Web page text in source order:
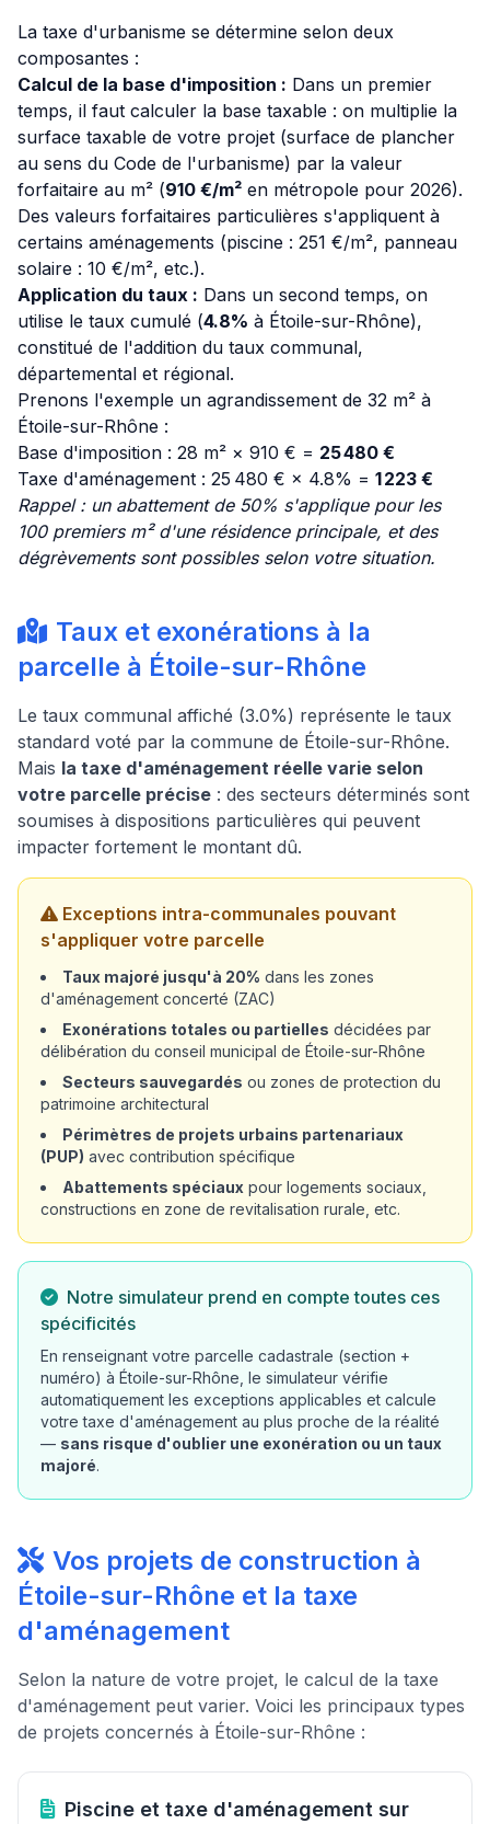
La taxe d'urbanisme se détermine selon deux
composantes :
Calcul de la base d'imposition : Dans un premier
temps, il faut calculer la base taxable : on multiplie la
surface taxable de votre projet (surface de plancher
au sens du Code de l'urbanisme) par la valeur
forfaitaire au m² (910 €/m² en métropole pour 2026).
Des valeurs forfaitaires particulières s'appliquent à
certains aménagements (piscine : 251 €/m², panneau
solaire : 10 €/m², etc.).
Application du taux : Dans un second temps, on
utilise le taux cumulé (4.8% à Étoile-sur-Rhône),
constitué de l'addition du taux communal,
départemental et régional.
Prenons l'exemple un agrandissement de 32 m² à
Étoile-sur-Rhône :
Base d'imposition : 28 m² × 910 € = 25 480 €
Taxe d'aménagement : 25 480 € × 4.8% = 1 223 €
Rappel : un abattement de 50% s'applique pour les
100 premiers m² d'une résidence principale, et des
dégrèvements sont possibles selon votre situation.
Taux et exonérations à la
parcelle à Étoile-sur-Rhône
Le taux communal affiché (3.0%) représente le taux
standard voté par la commune de Étoile-sur-Rhône.
Mais la taxe d'aménagement réelle varie selon
votre parcelle précise : des secteurs déterminés sont
soumises à dispositions particulières qui peuvent
impacter fortement le montant dû.
Exceptions intra-communales pouvant
s'appliquer votre parcelle
Taux majoré jusqu'à 20% dans les zones
d'aménagement concerté (ZAC)
Exonérations totales ou partielles décidées par
délibération du conseil municipal de Étoile-sur-Rhône
Secteurs sauvegardés ou zones de protection du
patrimoine architectural
Périmètres de projets urbains partenariaux
(PUP) avec contribution spécifique
Abattements spéciaux pour logements sociaux,
constructions en zone de revitalisation rurale, etc.
Notre simulateur prend en compte toutes ces
spécificités
En renseignant votre parcelle cadastrale (section +
numéro) à Étoile-sur-Rhône, le simulateur vérifie
automatiquement les exceptions applicables et calcule
votre taxe d'aménagement au plus proche de la réalité
— sans risque d'oublier une exonération ou un taux
majoré.
Vos projets de construction à
Étoile-sur-Rhône et la taxe
d'aménagement
Selon la nature de votre projet, le calcul de la taxe
d'aménagement peut varier. Voici les principaux types
de projets concernés à Étoile-sur-Rhône :
Piscine et taxe d'aménagement sur